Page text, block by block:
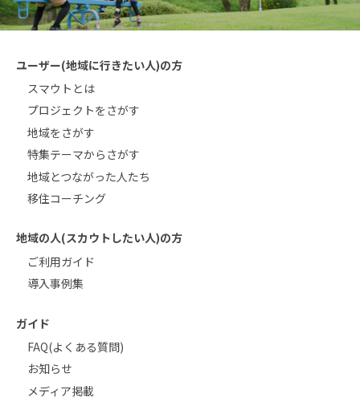
ユーザー(地域に行きたい人)の方
スマウトとは
プロジェクトをさがす
地域をさがす
特集テーマからさがす
地域とつながった人たち
移住コーチング
地域の人(スカウトしたい人)の方
ご利用ガイド
導入事例集
ガイド
FAQ(よくある質問)
お知らせ
メディア掲載